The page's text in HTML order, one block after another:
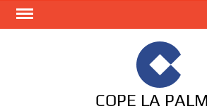
COPE LA